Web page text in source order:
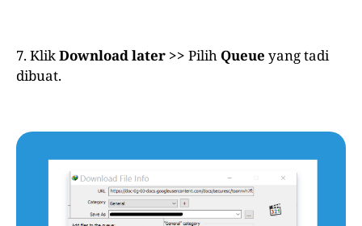
7. KlikDownload later >> Pilih Queue yang tadi
dibuat.